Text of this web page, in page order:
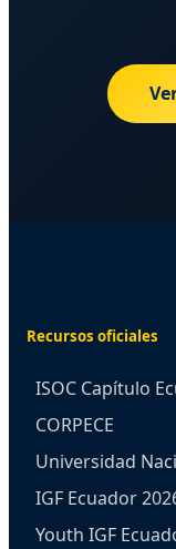
Recursos oficiales
ISOC Capítulo
CORPECE
Universidad
IGF Ecuador
Youth IGF